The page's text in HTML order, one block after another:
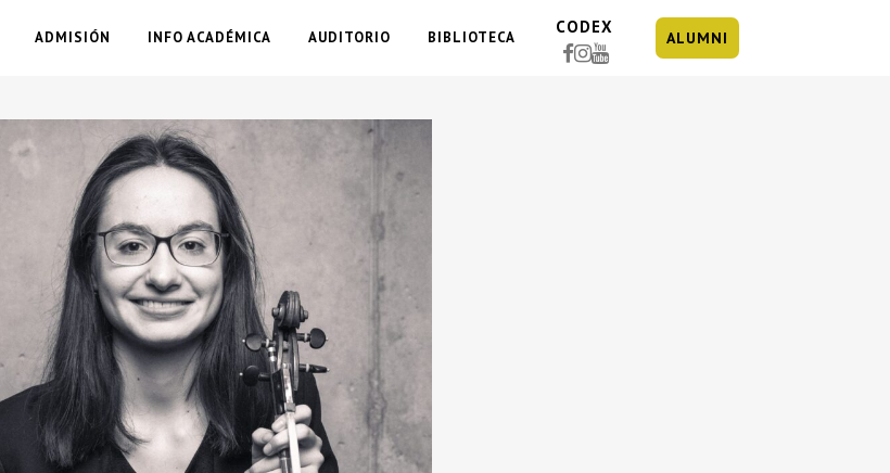
ADMISIÓN INFO ACADÉMICA AUDITORIO BIBLIOTECA
CODEX
ALUMNI